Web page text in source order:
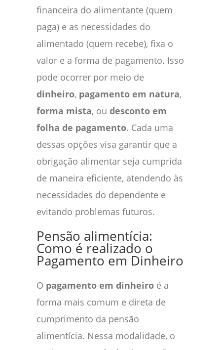
financeira do alimentante (quem
paga) e as necessidades do
alimentado (quem recebe), fixa o
valor e a forma de pagamento. Isso
pode ocorrer por meio de
dinheiro, pagamento em natura,
forma mista, ou desconto em
folha de pagamento. Cada uma
dessas opções visa garantir que a
obrigação alimentar seja cumprida
de maneira eficiente, atendendo às
necessidades do dependente e
evitando problemas futuros.
Pensão alimentícia:
Como é realizado o
Pagamento em Dinheiro
O pagamento em dinheiro é a
forma mais comum e direta de
cumprimento da pensão
alimentícia. Nessa modalidade, o